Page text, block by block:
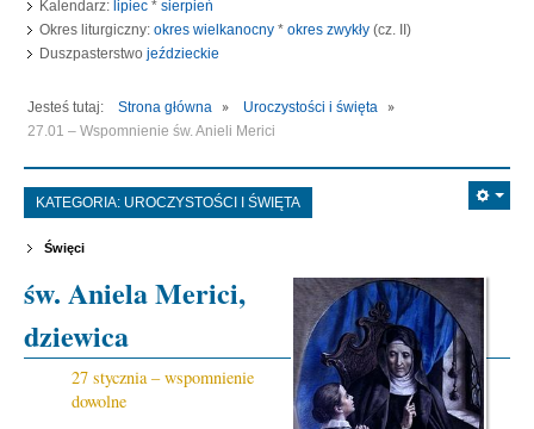
Kalendarz: lipiec * sierpień
Okres liturgiczny: okres wielkanocny * okres zwykły (cz. II)
Duszpasterstwo jeździeckie
Jesteś tutaj: Strona główna
Uroczystości i święta
27.01 – Wspomnienie św. Anieli Merici
KATEGORIA: UROCZYSTOŚCI I ŚWIĘTA
Święci
św. Aniela Merici,
dziewica
27 stycznia – wspomnienie
dowolne